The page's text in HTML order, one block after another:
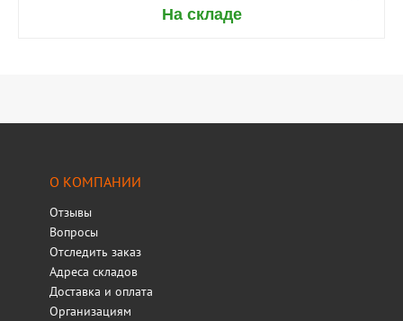
На складе
О КОМПАНИИ
Отзывы
Вопросы
Отследить заказ
Адреса складов
Доставка и оплата
Организациям